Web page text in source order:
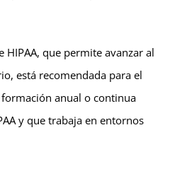
HIPAA, que permite avanzar al
está recomendada para el
anual o continua
y que trabaja en entornos